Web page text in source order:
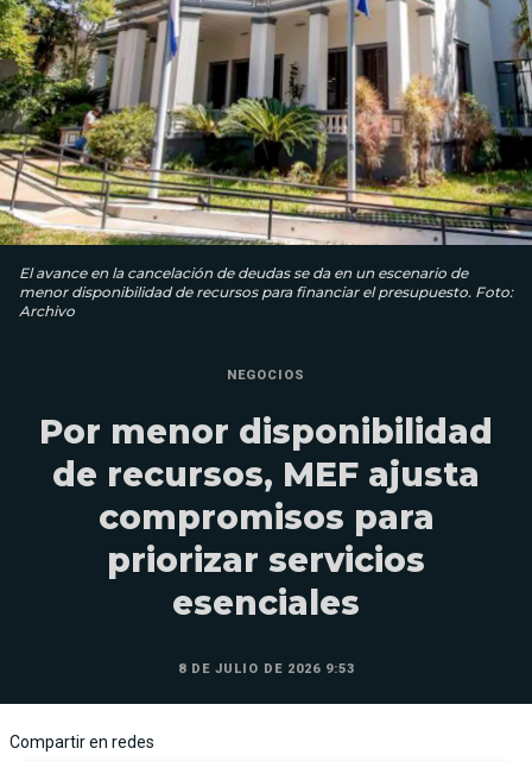
El avance en la cancelación de deudas se da en un escenario de
menor disponibilidad de recursos para financiar el presupuesto. Foto:
Archivo
NEGOCIOS
Por menor disponibilidad
de recursos, MEF ajusta
compromisos para
priorizar servicios
esenciales
8 DE JULIO DE 2026 9:53
Compartir en redes